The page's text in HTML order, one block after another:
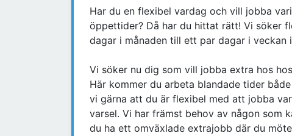
Har du en flexibel vardag och vill jobba
öppettider? Då har du hittat rätt! Vi söker
dagar i månaden till ett par dagar i veckan
Vi söker nu dig som vill jobba extra hos
Här kommer du arbeta blandade tider
vi gärna att du är flexibel med att jobba
varsel. Vi har främst behov av någon som
du ha ett omväxlade extrajobb där du